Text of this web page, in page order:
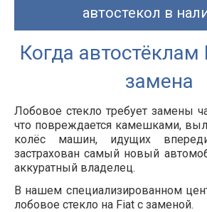
автостекол в
Когда автостёклам
замена
Лобовое стекло требует замены
что повреждается камешками,
колёс машин, идущих
застрахован самый новый
аккуратный владелец.
В нашем специализированном
лобовое стекло на Fiat с заменой.